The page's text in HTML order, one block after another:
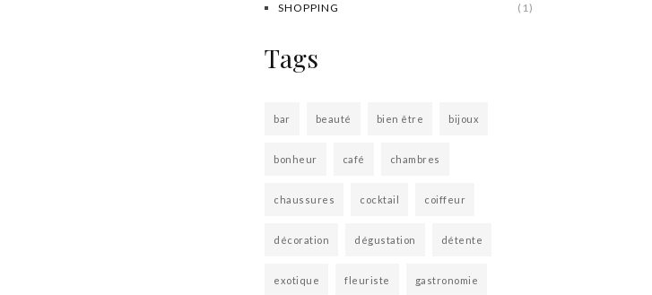
SHOPPING (1)
Tags
bar beauté bien être bijoux
bonheur café chambres
chaussures cocktail coiffeur
décoration dégustation détente
exotique fleuriste gastronomie